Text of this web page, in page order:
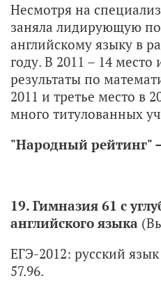
Несмотря на
заняла лидирующую
английскому языку в
году. В 2011 – 14 место
результаты по
2011 и третье место в
много титулованных
"Народный рейтинг"
19. Гимназия 61 с
английского языка
ЕГЭ-2012: русский
57.96.